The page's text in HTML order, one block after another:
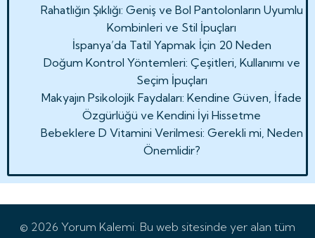
Rahatlığın Şıklığı: Geniş ve Bol Pantolonların Uyumlu
Kombinleri ve Stil İpuçları
İspanya’da Tatil Yapmak İçin 20 Neden
Doğum Kontrol Yöntemleri: Çeşitleri, Kullanımı ve
Seçim İpuçları
Makyajın Psikolojik Faydaları: Kendine Güven, İfade
Özgürlüğü ve Kendini İyi Hissetme
Bebeklere D Vitamini Verilmesi: Gerekli mi, Neden
Önemlidir?
© 2026 Yorum Kalemi. Bu web sitesinde yer alan tüm